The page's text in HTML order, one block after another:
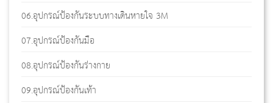
06.อุปกรณ์ป้องกันระบบทางเดินหายใจ 3M
07.อุปกรณ์ป้องกันมือ
08.อุปกรณ์ป้องกันร่างกาย
09.อุปกรณ์ป้องกันเท้า